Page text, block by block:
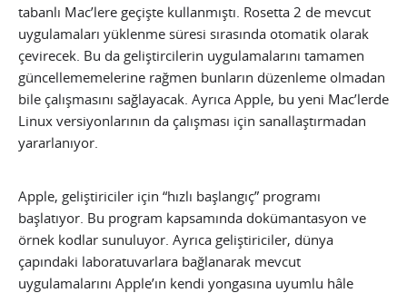
tabanlı Mac’lere geçişte kullanmıştı. Rosetta 2 de mevcut
uygulamaları yüklenme süresi sırasında otomatik olarak
çevirecek. Bu da geliştircilerin uygulamalarını tamamen
güncellememelerine rağmen bunların düzenleme olmadan
bile çalışmasını sağlayacak. Ayrıca Apple, bu yeni Mac’lerde
Linux versiyonlarının da çalışması için sanallaştırmadan
yararlanıyor.
Apple, geliştiriciler için “hızlı başlangıç” programı
başlatıyor. Bu program kapsamında dokümantasyon ve
örnek kodlar sunuluyor. Ayrıca geliştiriciler, dünya
çapındaki laboratuvarlara bağlanarak mevcut
uygulamalarını Apple’ın kendi yongasına uyumlu hâle